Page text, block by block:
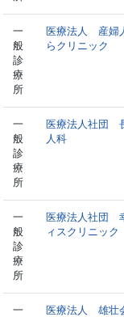
一
般
診
療
所
医療法人 産婦
らクリニック
一
般
診
療
所
医療法人社団
人科
一
般
診
療
所
医療法人社団
ィスクリニック
一
医療法人 雄壮